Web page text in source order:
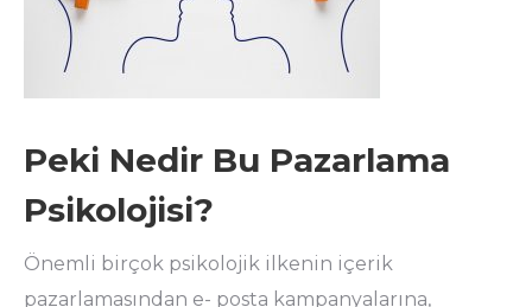
Peki Nedir Bu Pazarlama
Psikolojisi?
Önemli birçok psikolojik ilkenin içerik
pazarlamasından e- posta kampanyalarına,